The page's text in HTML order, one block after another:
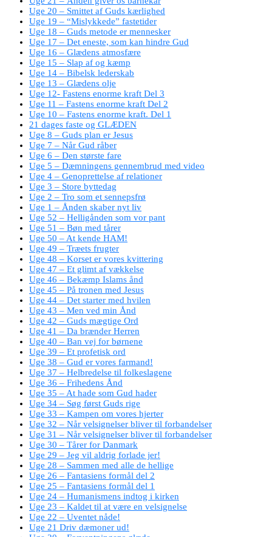
Uge 20 – Smittet af Guds kærlighed
Uge 19 – “Mislykkede” fastetider
Uge 18 – Guds metode er mennesker
Uge 17 – Det eneste, som kan hindre Gud
Uge 16 – Glædens atmosfære
Uge 15 – Slap af og kæmp
Uge 14 – Bibelsk lederskab
Uge 13 – Glædens olje
Uge 12- Fastens enorme kraft Del 3
Uge 11 – Fastens enorme kraft Del 2
Uge 10 – Fastens enorme kraft. Del 1
21 dages faste og GLÆDEN
Uge 8 – Guds plan er Jesus
Uge 7 – Når Gud råber
Uge 6 – Den største fare
Uge 5 – Dæmningens gennembrud med video
Uge 4 – Genoprettelse af relationer
Uge 3 – Store byttedag
Uge 2 – Tro som et sennepsfrø
Uge 1 – Ånden skaber nyt liv
Uge 52 – Helligånden som vor pant
Uge 51 – Bøn med tårer
Uge 50 – At kende HAM!
Uge 49 – Træets frugter
Uge 48 – Korset er vores kvittering
Uge 47 – Et glimt af vækkelse
Uge 46 – Bekæmp Islams ånd
Uge 45 – På tronen med Jesus
Uge 44 – Det starter med hvilen
Uge 43 – Men ved min Ånd
Uge 42 – Guds mægtige Ord
Uge 41 – Da brænder Herren
Uge 40 – Ban vej for børnene
Uge 39 – Et profetisk ord
Uge 38 – Gud er vores farmand!
Uge 37 – Helbredelse til folkeslagene
Uge 36 – Frihedens Ånd
Uge 35 – At hade som Gud hader
Uge 34 – Søg først Guds rige
Uge 33 – Kampen om vores hjerter
Uge 32 – Når velsignelser bliver til forbandelser
Uge 31 – Når velsignelser bliver til forbandelser
Uge 30 – Tårer for Danmark
Uge 29 – Jeg vil aldrig forlade jer!
Uge 28 – Sammen med alle de hellige
Uge 26 – Fantasiens formål del 2
Uge 25 – Fantasiens formål del 1
Uge 24 – Humanismens indtog i kirken
Uge 23 – Kaldet til at være en velsignelse
Uge 22 – Uventet nåde!
Uge 21 Driv dæmoner ud!